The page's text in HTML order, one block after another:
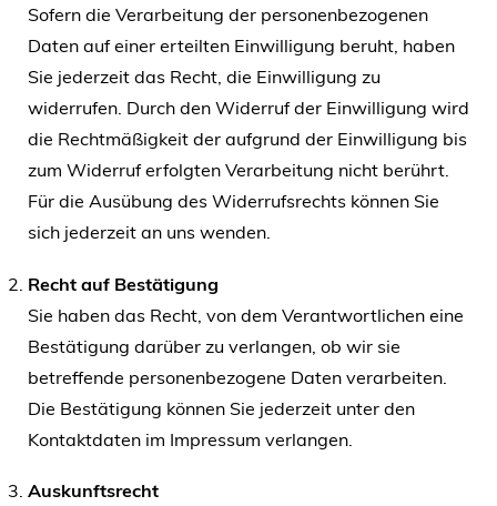
Sofern die Verarbeitung der personenbezogenen
Daten auf einer erteilten Einwilligung beruht, haben
Sie jederzeit das Recht, die Einwilligung zu
widerrufen. Durch den Widerruf der Einwilligung wird
die Rechtmäßigkeit der aufgrund der Einwilligung bis
zum Widerruf erfolgten Verarbeitung nicht berührt.
Für die Ausübung des Widerrufsrechts können Sie
sich jederzeit an uns wenden.
Recht auf Bestätigung
Sie haben das Recht, von dem Verantwortlichen eine
Bestätigung darüber zu verlangen, ob wir sie
betreffende personenbezogene Daten verarbeiten.
Die Bestätigung können Sie jederzeit unter den
Kontaktdaten im Impressum verlangen.
Auskunftsrecht